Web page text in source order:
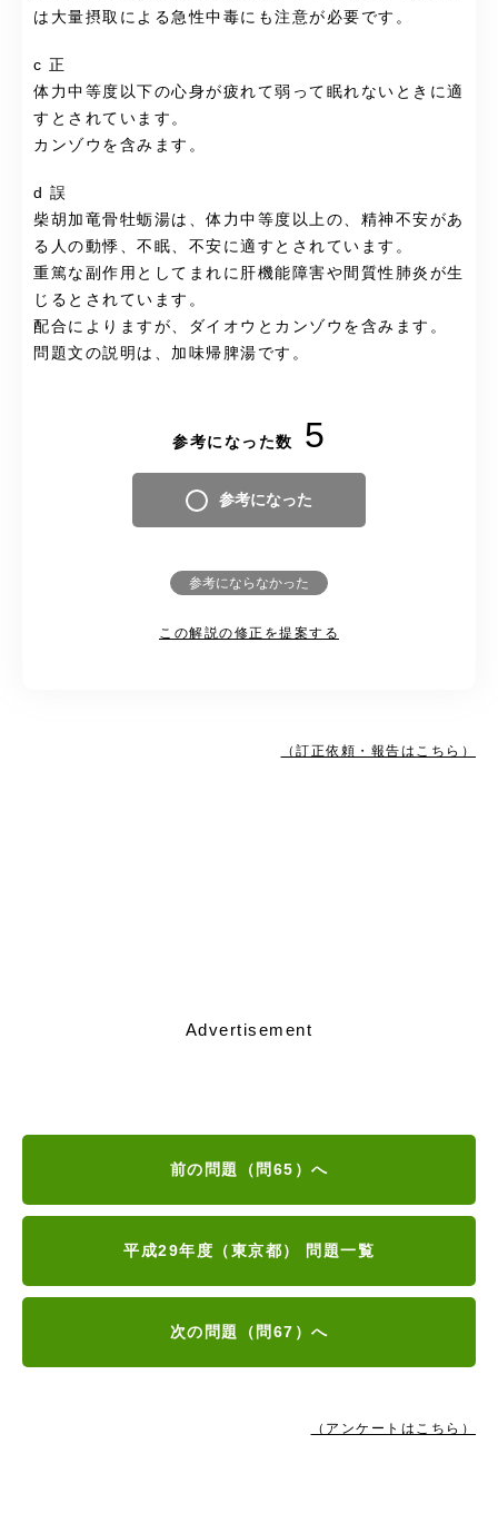
は大量摂取による急性中毒にも注意が必要です。
c 正
体力中等度以下の心身が疲れて弱って眠れないときに適
すとされています。
カンゾウを含みます。
d 誤
柴胡加竜骨牡蛎湯は、体力中等度以上の、精神不安があ
る人の動悸、不眠、不安に適すとされています。
重篤な副作用としてまれに肝機能障害や間質性肺炎が生
じるとされています。
配合によりますが、ダイオウとカンゾウを含みます。
問題文の説明は、加味帰脾湯です。
参考になった数 5
参考になった
参考にならなかった
この解説の修正を提案する
（訂正依頼・報告はこちら）
Advertisement
前の問題（問65）へ
平成29年度（東京都） 問題一覧
次の問題（問67）へ
（アンケートはこちら）